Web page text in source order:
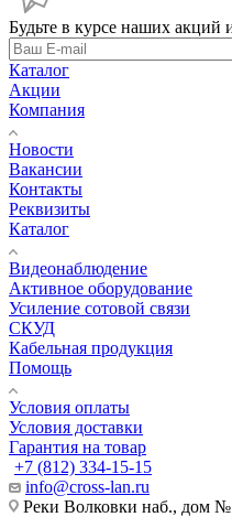
Будьте в курсе наших акций
Каталог
Акции
Компания
Новости
Вакансии
Контакты
Реквизиты
Каталог
Видеонаблюдение
Активное оборудование
Усиление сотовой связи
СКУД
Кабельная продукция
Помощь
Условия оплаты
Условия доставки
Гарантия на товар
+7 (812) 334-15-15
info@cross-lan.ru
Реки Волковки наб., дом